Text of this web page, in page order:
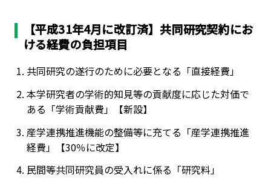
【平成31年4月に改訂済】共同研究契約にお
ける経費の負担項目
共同研究の遂行のために必要となる「直接経費」
本学研究者の学術的知見等の貢献度に応じた対価で
ある「学術貢献費」【新設】
産学連携推進機能の整備等に充てる「産学連携推進
経費」【30％に改定】
民間等共同研究員の受入れに係る「研究料」